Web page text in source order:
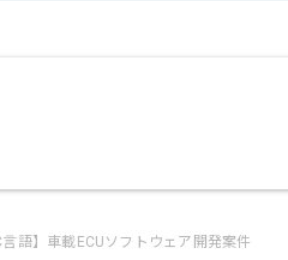
言語】車載ECUソフトウェア開発案件